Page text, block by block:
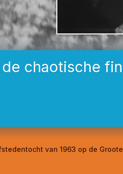
chaotische
van 1963 op de